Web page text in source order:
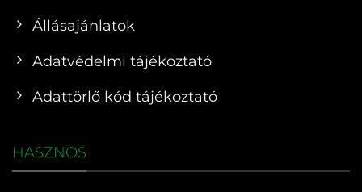
Állásajánlatok
Adatvédelmi tájékoztató
Adattörlő kód tájékoztató
HASZNOS